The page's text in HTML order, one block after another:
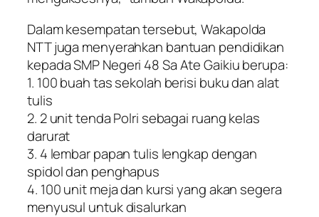
Dalam kesempatan tersebut, Wakapolda
NTT juga menyerahkan bantuan pendidikan
kepada SMP Negeri 48 Sa Ate Gaikiu berupa:
1. 100 buah tas sekolah berisi buku dan alat
tulis
2. 2 unit tenda Polri sebagai ruang kelas
darurat
3. 4 lembar papan tulis lengkap dengan
spidol dan penghapus
4. 100 unit meja dan kursi yang akan segera
menyusul untuk disalurkan